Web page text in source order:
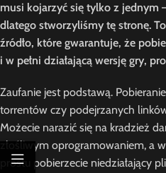
musi kojarzyć się tylko z jednym
dlatego stworzyliśmy tę stronę.
źródło, które gwarantuje, że
i w pełni działającą wersję gry,
Zaufanie jest podstawą.
torrentów czy podejrzanych
Możecie narazić się na kradzież
złośliwym oprogramowaniem, a
prostu pobierzecie niedziałający